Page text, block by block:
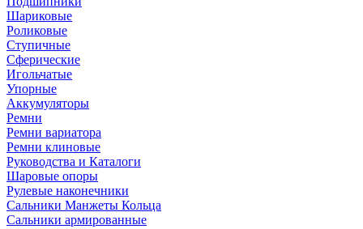
Шариковые
Роликовые
Ступичные
Сферические
Игольчатые
Упорные
Аккумуляторы
Ремни
Ремни вариатора
Ремни клиновые
Руководства и Каталоги
Шаровые опоры
Рулевые наконечники
Сальники Манжеты Кольца
Сальники армированные